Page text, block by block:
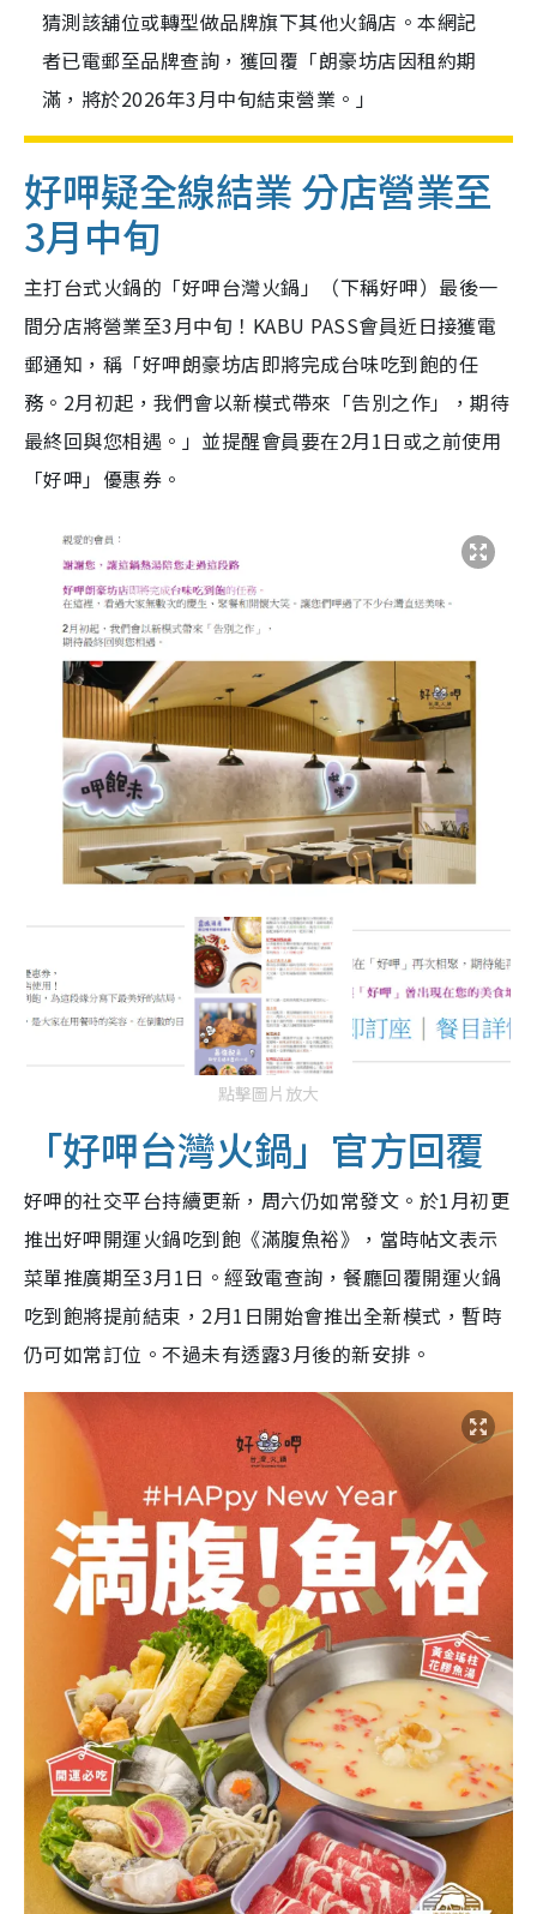
猜測該舖位或轉型做品牌旗下其他火鍋店。本網記
者已電郵至品牌查詢，獲回覆「朗豪坊店因租約期
滿，將於2026年3月中旬結束營業。」
好呷疑全線結業 分店營業至
3月中旬
主打台式火鍋的「好呷台灣火鍋」（下稱好呷）最後一
間分店將營業至3月中旬！KABU PASS會員近日接獲電
郵通知，稱「好呷朗豪坊店即將完成台味吃到飽的任
務。2月初起，我們會以新模式帶來「告別之作」，期待
最終回與您相遇。」並提醒會員要在2月1日或之前使用
「好呷」優惠券。
點擊圖片放大
「好呷台灣火鍋」官方回覆
好呷的社交平台持續更新，周六仍如常發文。於1月初更
推出好呷開運火鍋吃到飽《滿腹魚裕》，當時帖文表示
菜單推廣期至3月1日。經致電查詢，餐廳回覆開運火鍋
吃到飽將提前結束，2月1日開始會推出全新模式，暫時
仍可如常訂位。不過未有透露3月後的新安排。